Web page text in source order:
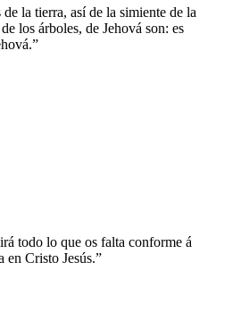
la tierra, así de la simiente de la
los árboles, de Jehová son: es
”
todo lo que os falta conforme á
en Cristo Jesús.”